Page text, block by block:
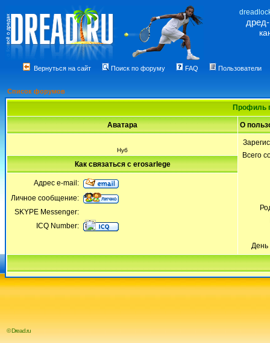
Вернуться на сайт Поиск по форуму FAQ Пользователи
Список форумов
Профиль
Аватара О
Нуб
Всего
День
Как связаться с erosarlege
Адрес e-mail:
Личное сообщение:
SKYPE Messenger:
ICQ Number:
© Dread.ru